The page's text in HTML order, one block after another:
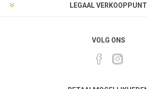
LEGAAL VERKOOPPUNT
VOLG ONS